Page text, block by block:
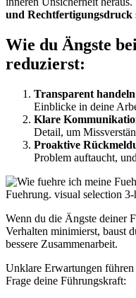
und Rechtfertigungsdruck
Wie du Ängste
reduzierst:
Transparent
Einblicke in deine
Klare
Detail, um
Proaktive
Problem auftaucht,
Wenn du die Ängste deiner
Verhalten minimierst, baust
bessere Zusammenarbeit.
Unklare Erwartungen
Frage deine Führungskraft: